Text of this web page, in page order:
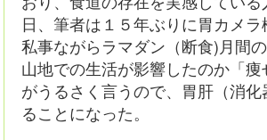
日、筆者は１５年ぶりに胃カメラ
私事ながらラマダン（断食)月間
山地での生活が影響したのか「痩
がうるさく言うので、胃肝（消
ることになった。